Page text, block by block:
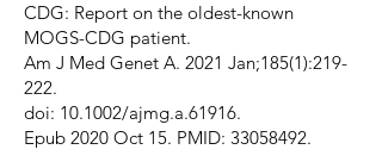
CDG: Report on the oldest-known
MOGS-CDG patient.
Am J Med Genet A. 2021 Jan;185(1):219-
222.
doi: 10.1002/ajmg.a.61916.
Epub 2020 Oct 15. PMID: 33058492.